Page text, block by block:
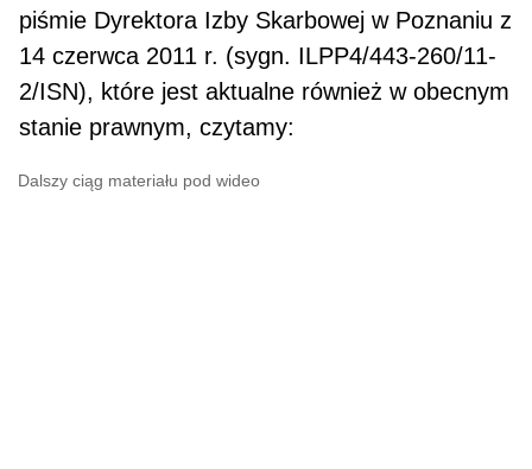
piśmie Dyrektora Izby Skarbowej w Poznaniu z
14 czerwca 2011 r. (sygn. ILPP4/443-260/11-
2/ISN), które jest aktualne również w obecnym
stanie praw­nym, czytamy:
Dalszy ciąg materiału pod wideo